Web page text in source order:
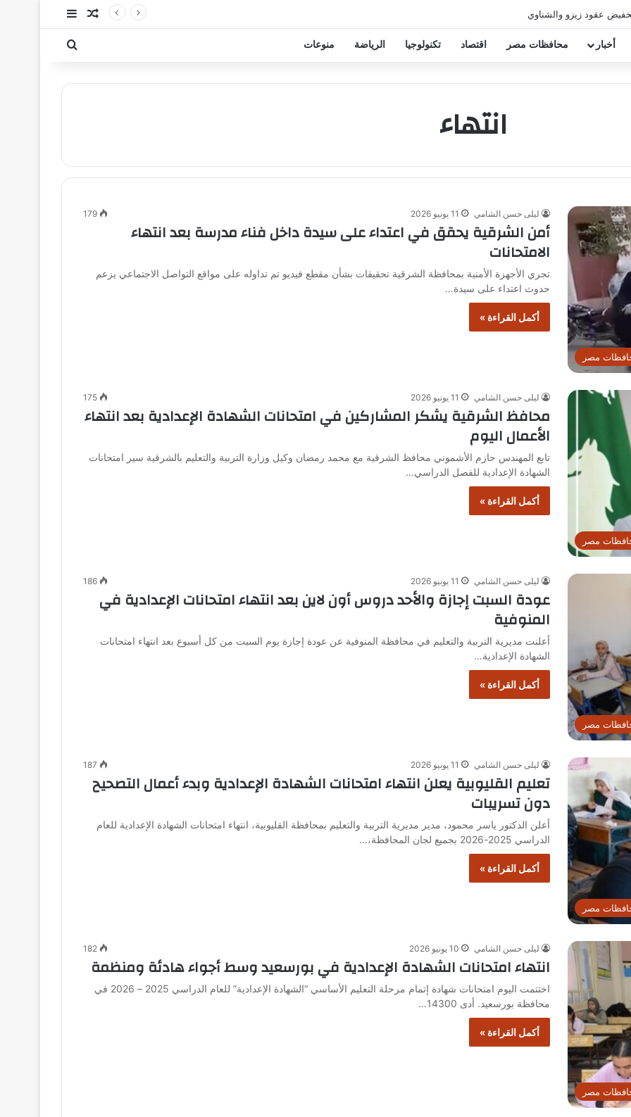
عقود زيزو والشناوي مقال عشوائي
إضافة عمود
أخبار محافظات مصر اقتصاد تكنولوجيا الرياضة منوعات بحث عن
انتهاء
مصر
ليلى حسن الشامي 11 يونيو 2026 179
أمن الشرقية يحقق في اعتداء على سيدة داخل فناء مدرسة بعد انتهاء
الامتحانات
تجري الأجهزة الأمنية بمحافظة الشرقية تحقيقات بشأن مقطع فيديو تم تداوله على مواقع التواصل الاجتماعي يزعم
حدوث اعتداء على سيدة…
أكمل القراءة »
مصر
ليلى حسن الشامي 11 يونيو 2026 175
محافظ الشرقية يشكر المشاركين في امتحانات الشهادة الإعدادية بعد انتهاء
الأعمال اليوم
تابع المهندس حازم الأشموني محافظ الشرقية مع محمد رمضان وكيل وزارة التربية والتعليم بالشرقية سير امتحانات
الشهادة الإعدادية للفصل الدراسي…
أكمل القراءة »
مصر
ليلى حسن الشامي 11 يونيو 2026 186
عودة السبت إجازة والأحد دروس أون لاين بعد انتهاء امتحانات الإعدادية في
المنوفية
أعلنت مديرية التربية والتعليم في محافظة المنوفية عن عودة إجازة يوم السبت من كل أسبوع بعد انتهاء امتحانات
الشهادة الإعدادية…
أكمل القراءة »
مصر
ليلى حسن الشامي 11 يونيو 2026 187
تعليم القليوبية يعلن انتهاء امتحانات الشهادة الإعدادية وبدء أعمال التصحيح
دون تسريبات
أعلن الدكتور ياسر محمود، مدير مديرية التربية والتعليم بمحافظة القليوبية، انتهاء امتحانات الشهادة الإعدادية للعام
الدراسي 2025-2026 بجميع لجان المحافظة،…
أكمل القراءة »
مصر
ليلى حسن الشامي 10 يونيو 2026 182
انتهاء امتحانات الشهادة الإعدادية في بورسعيد وسط أجواء هادئة ومنظمة
اختتمت اليوم امتحانات شهادة إتمام مرحلة التعليم الأساسي “الشهادة الإعدادية” للعام الدراسي 2025 – 2026 في
محافظة بورسعيد. أدى 14300…
أكمل القراءة »